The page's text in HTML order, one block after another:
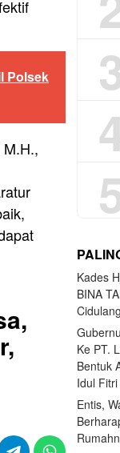
Polsek
Kades
BINA
Ke PT.
Bentuk
Idul
Entis,